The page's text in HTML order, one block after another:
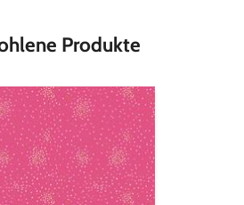
Produkte